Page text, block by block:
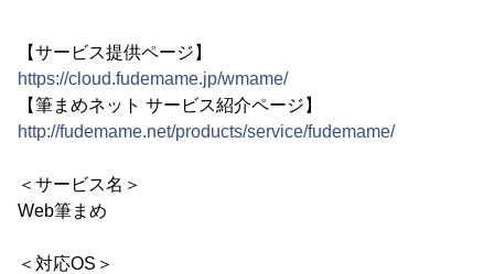
【サービス提供ページ】
https://cloud.fudemame.jp/wmame/
【筆まめネット サービス紹介ページ】
http://fudemame.net/products/service/fudemame/
＜サービス名＞
Web筆まめ
＜対応OS＞